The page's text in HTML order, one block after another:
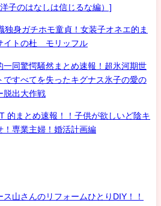
子のはなしは信じるな編）]
身ガチホモ童貞！女装子オネエ的ま
イトの杜 モリッフル
一同驚愕騒然まとめ速報！超氷河期世
ですべてを失ったキグナス氷子の愛の
脱出大作戦
的まとめ速報！！子供が欲しいど陰キ
！専業主婦！婚活計画編
山さんのリフォームひとりDIY！！